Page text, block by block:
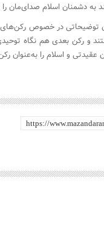
به دشمنان اسلام صدای‌مان
توضیحاتی در خصوص
و رکن بعدی هم نگاه
عقیدتی و اسلام را به‌عنوان